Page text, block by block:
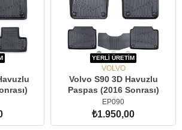
YERLİ ÜRETİM
VOLVO
Volvo S90 3D Havuzlu
Paspas (2016 Sonrası)
EP090
₺1.950,00